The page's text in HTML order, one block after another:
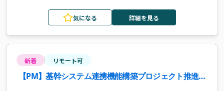
気になる 詳細を見る
新着 リモート可
【PM】基幹システム連携機能構築プロジェクト推進案